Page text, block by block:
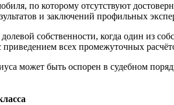
по которому отсутствуют
и заключений профильных
собственности, когда один из
всех промежуточных
может быть оспорен в судебном